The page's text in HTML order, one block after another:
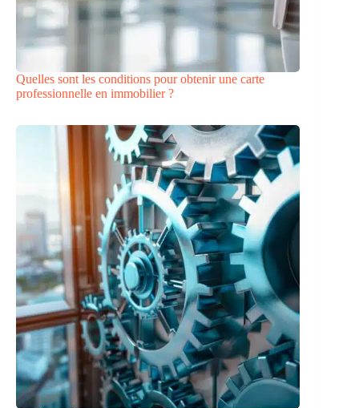
Quelles sont les conditions pour obtenir une carte
professionnelle en immobilier ?